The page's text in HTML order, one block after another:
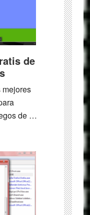
de
mejores
de …